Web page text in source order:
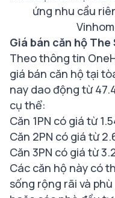
ứng nhu cầu
Giá bán căn hộ
Theo thông tin
giá bán căn hộ tại
nay dao động từ
cụ thể:
Căn 1PN có giá từ
Căn 2PN có giá từ
Căn 3PN có giá từ
Các căn hộ này có
sống rộng rãi và